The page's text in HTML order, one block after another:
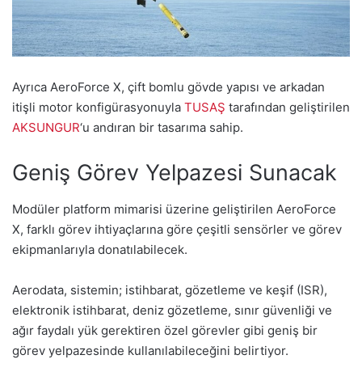
Ayrıca AeroForce X, çift bomlu gövde yapısı ve arkadan
itişli motor konfigürasyonuyla TUSAŞ tarafından geliştirilen
AKSUNGUR‘u andıran bir tasarıma sahip.
Geniş Görev Yelpazesi Sunacak
Modüler platform mimarisi üzerine geliştirilen AeroForce
X, farklı görev ihtiyaçlarına göre çeşitli sensörler ve görev
ekipmanlarıyla donatılabilecek.
Aerodata, sistemin; istihbarat, gözetleme ve keşif (ISR),
elektronik istihbarat, deniz gözetleme, sınır güvenliği ve
ağır faydalı yük gerektiren özel görevler gibi geniş bir
görev yelpazesinde kullanılabileceğini belirtiyor.